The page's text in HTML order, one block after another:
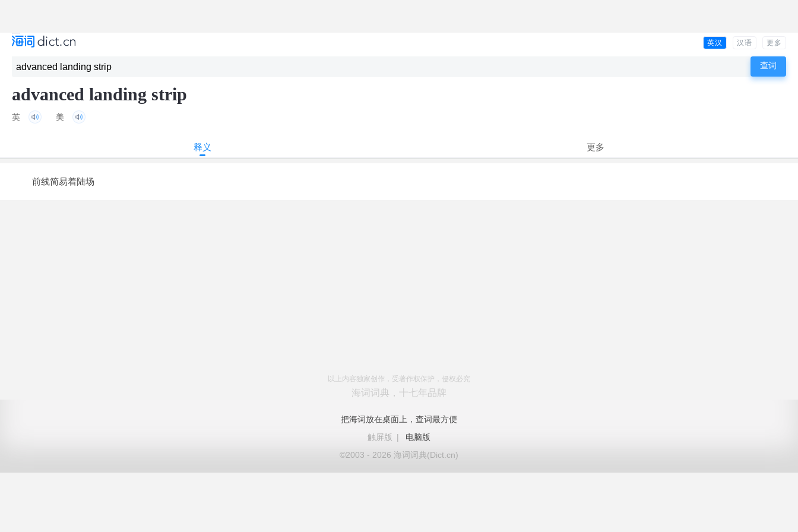
英汉 汉语 更多
advanced landing strip
英 美
释义 更多
前线简易着陆场
以上内容独家创作，受著作权保护，侵权必究
海词词典，十七年品牌
把海词放在桌面上，查词最方便
触屏版
|
电脑版
©2003 - 2026 海词词典(Dict.cn)